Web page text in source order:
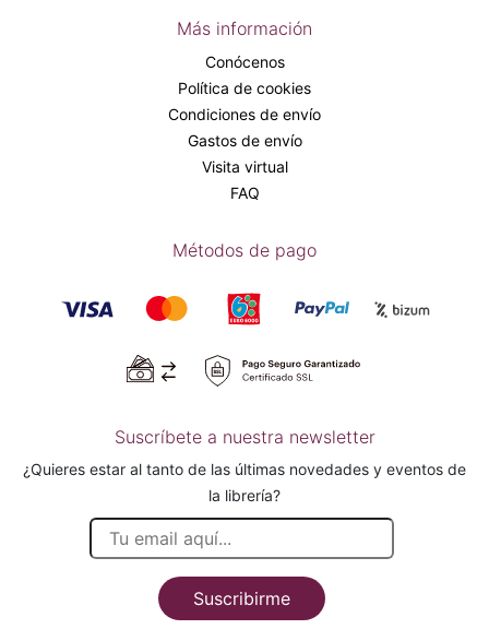
Más información
Conócenos
Política de cookies
Condiciones de envío
Gastos de envío
Visita virtual
FAQ
Métodos de pago
Suscríbete a nuestra newsletter
¿Quieres estar al tanto de las últimas novedades y eventos de
la librería?
Suscribirme